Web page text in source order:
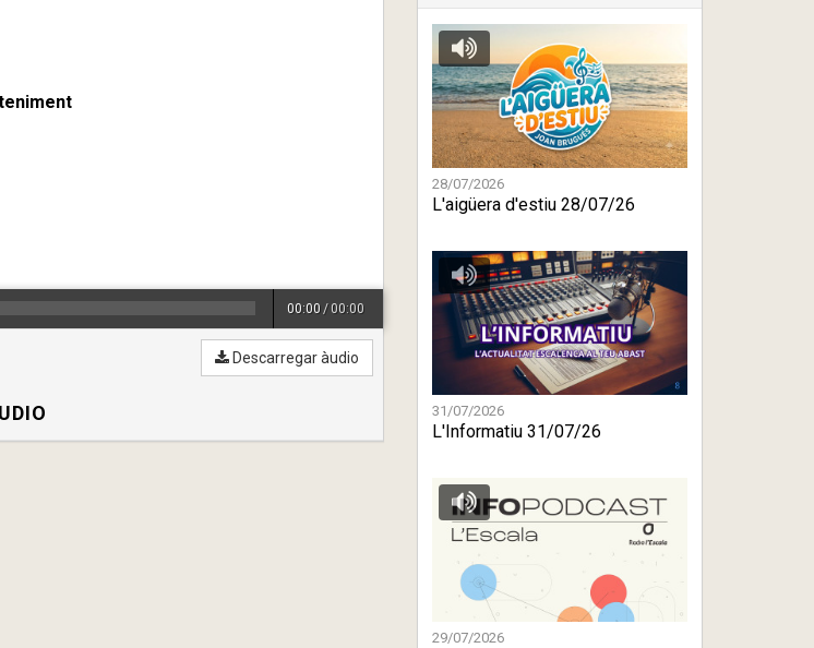
00:00 / 00:00
Descarregar àudio
28/07/2026
L'aigüera d'estiu 28/07/26
31/07/2026
L'Informatiu 31/07/26
29/07/2026